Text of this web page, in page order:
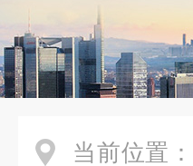
当前位置：